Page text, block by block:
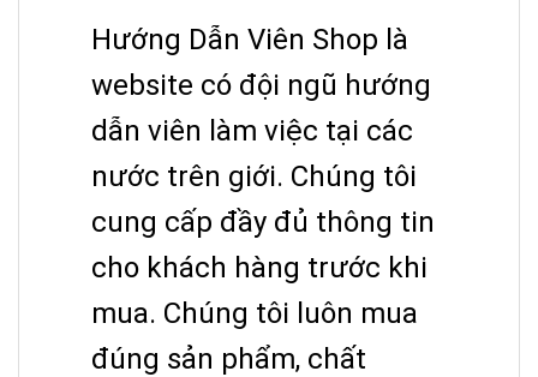
Hướng Dẫn Viên Shop là
website có đội ngũ hướng
dẫn viên làm việc tại các
nước trên giới. Chúng tôi
cung cấp đầy đủ thông tin
cho khách hàng trước khi
mua. Chúng tôi luôn mua
đúng sản phẩm, chất